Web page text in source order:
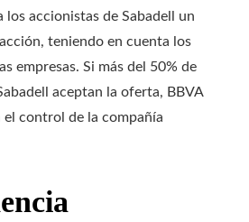
los accionistas de Sabadell un
teniendo en cuenta los
empresas. Si más del 50% de
aceptan la oferta, BBVA
el control de la compañía